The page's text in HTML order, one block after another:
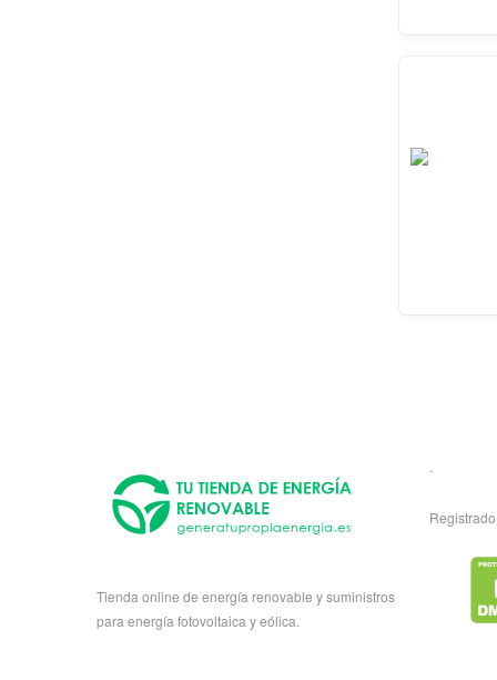
Tienda online de energía renovable y suministros
para energía fotovoltaica y eólica.
.